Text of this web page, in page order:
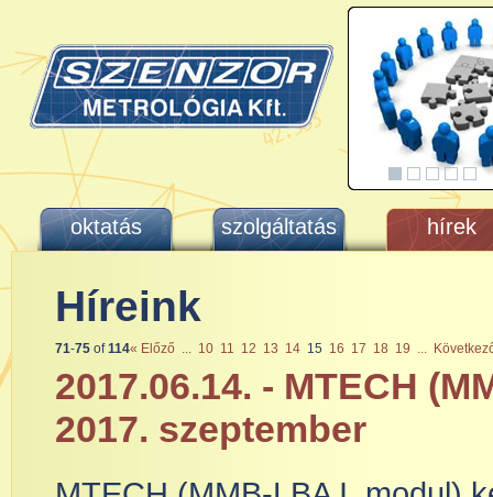
oktatás szolgáltatás hírek
Híreink
71-75 of114« Előző ... 10 11 12 13 14 15 16 17 18 19 ...
2017.06.14. - MTECH
2017. szeptember